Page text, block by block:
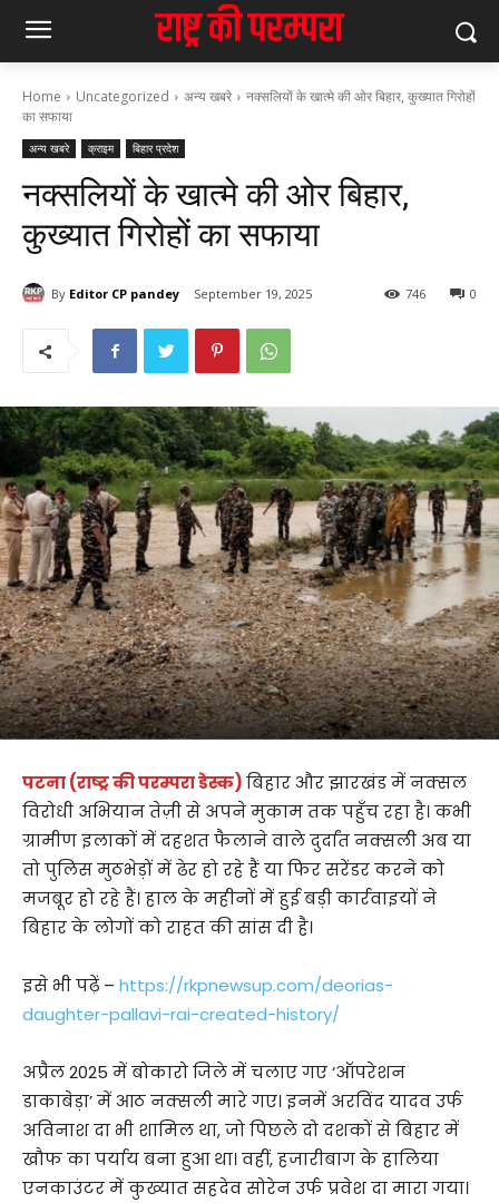
Home Uncategorized अन्य खबरे
नक्सलियों के खात्मे की ओर बिहार, कुख्यात गिरोहों
का सफाया
अन्य खबरे क्राइम बिहार प्रदेश
नक्सलियों के खात्मे की ओर बिहार,
कुख्यात गिरोहों का सफाया
By Editor CP pandey September 19, 2025 0
746
पटना (राष्ट्र की परम्परा डेस्क)बिहार और झारखंड में नक्सल
विरोधी अभियान तेज़ी से अपने मुकाम तक पहुँच रहा है। कभी
ग्रामीण इलाकों में दहशत फैलाने वाले दुर्दांत नक्सली अब या
तो पुलिस मुठभेड़ों में ढेर हो रहे हैं या फिर सरेंडर करने को
मजबूर हो रहे हैं। हाल के महीनों में हुई बड़ी कार्रवाइयों ने
बिहार के लोगों को राहत की सांस दी है।
इसे भी पढ़ें – https://rkpnewsup.com/deorias-
daughter-pallavi-rai-created-history/
अप्रैल 2025 में बोकारो जिले में चलाए गए ‘ऑपरेशन
डाकाबेड़ा’ में आठ नक्सली मारे गए। इनमें अरविंद यादव उर्फ
अविनाश दा भी शामिल था, जो पिछले दो दशकों से बिहार में
खौफ का पर्याय बना हुआ था। वहीं, हजारीबाग के हालिया
एनकाउंटर में कुख्यात सहदेव सोरेन उर्फ प्रवेश दा मारा गया।